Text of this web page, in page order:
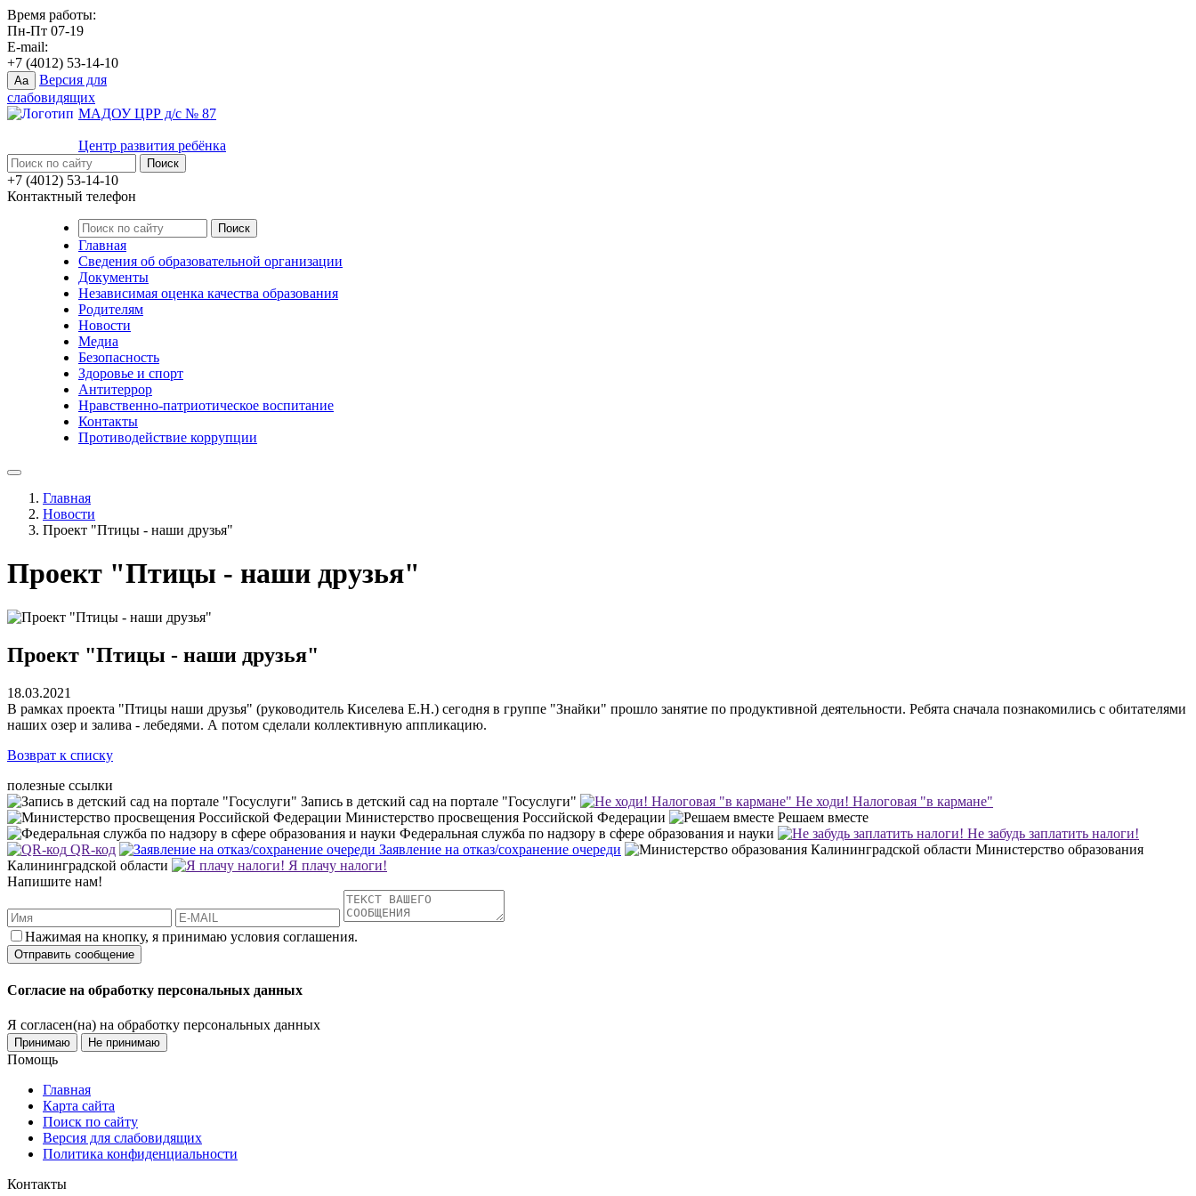
Время работы:
Пн-Пт 07-19
E-mail:
+7 (4012) 53-14-10
Aa
Версия для
слабовидящих
МАДОУ ЦРР д/с № 87
Центр развития ребёнка
+7 (4012) 53-14-10
Контактный телефон
Главная
Сведения об образовательной организации
Документы
Независимая оценка качества образования
Родителям
Новости
Медиа
Безопасность
Здоровье и спорт
Антитеррор
Нравственно-патриотическое воспитание
Контакты
Противодействие коррупции
Главная
Новости
Проект "Птицы - наши друзья"
Проект "Птицы - наши друзья"
Проект "Птицы - наши друзья"
18.03.2021
В рамках проекта "Птицы наши друзья" (руководитель Киселева Е.Н.) сегодня в группе "Знайки" прошло занятие по продуктивной деятельности. Ребята сначала познакомились с обитателями
наших озер и залива - лебедями. А потом сделали коллективную аппликацию.
Возврат к списку
полезные ссылки
Запись в детский сад на портале "Госуслуги"
Не ходи! Налоговая "в кармане"
Министерство просвещения Российской Федерации
Решаем вместе
Федеральная служба по надзору в сфере образования и науки
Не забудь заплатить налоги!
QR-код
Заявление на отказ/сохранение очереди
Министерство образования
Калининградской области
Я плачу налоги!
Напишите нам!
Нажимая на кнопку, я принимаю условия соглашения.
Согласие на обработку персональных данных
Я согласен(на) на обработку персональных данных
Принимаю Не принимаю
Помощь
Главная
Карта сайта
Поиск по сайту
Версия для слабовидящих
Политика конфиденциальности
Контакты